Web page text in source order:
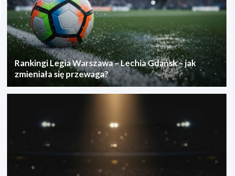
Rankingi Legia Warszawa – Lechia Gdańsk – jak
zmieniała się przewaga?